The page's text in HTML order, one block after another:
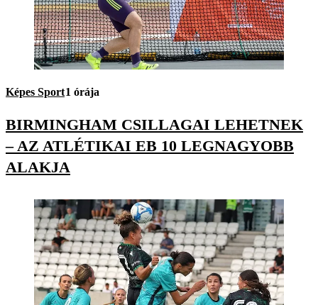
Képes Sport1 órája
BIRMINGHAM CSILLAGAI LEHETNEK
– AZ ATLÉTIKAI EB 10 LEGNAGYOBB
ALAKJA